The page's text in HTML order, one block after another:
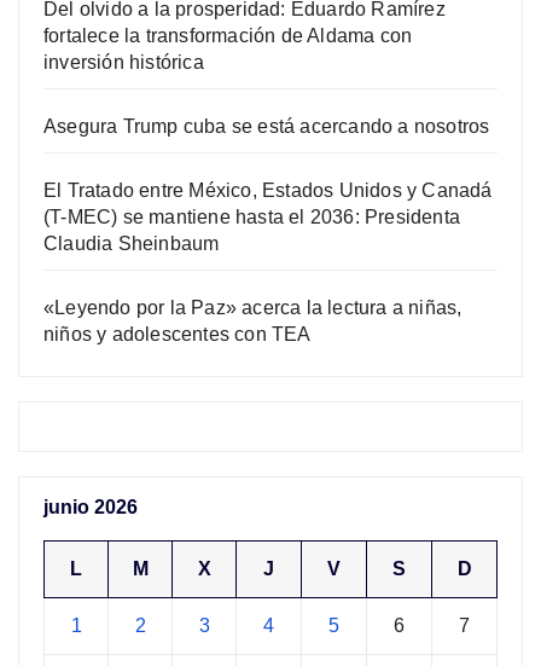
Del olvido a la prosperidad: Eduardo Ramírez
fortalece la transformación de Aldama con
inversión histórica
Asegura Trump cuba se está acercando a nosotros
El Tratado entre México, Estados Unidos y Canadá
(T-MEC) se mantiene hasta el 2036: Presidenta
Claudia Sheinbaum
«Leyendo por la Paz» acerca la lectura a niñas,
niños y adolescentes con TEA
junio 2026
L M X J V S D
1 2 3 4 5 6 7